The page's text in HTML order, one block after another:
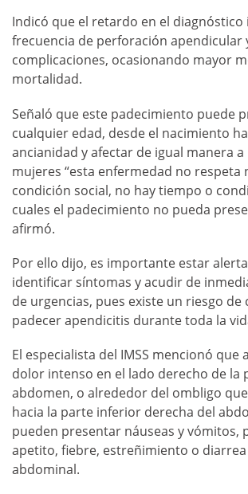
Indicó que el retardo en el diagnóstico
frecuencia de perforación apendicular
complicaciones, ocasionando mayor
mortalidad.
Señaló que este padecimiento puede
cualquier edad, desde el nacimiento
ancianidad y afectar de igual manera
mujeres “esta enfermedad no respeta
condición social, no hay tiempo o
cuales el padecimiento no pueda
afirmó.
Por ello dijo, es importante estar
identificar síntomas y acudir de
de urgencias, pues existe un riesgo de
padecer apendicitis durante toda la
El especialista del IMSS mencionó que
dolor intenso en el lado derecho de la
abdomen, o alrededor del ombligo
hacia la parte inferior derecha del
pueden presentar náuseas y vómitos,
apetito, fiebre, estreñimiento o
abdominal.